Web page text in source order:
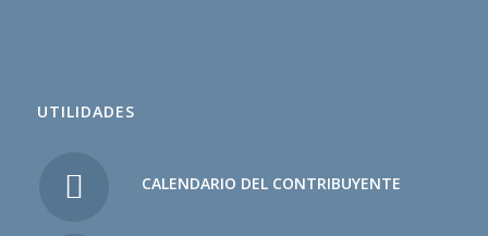
UTILIDADES
CALENDARIO DEL CONTRIBUYENTE